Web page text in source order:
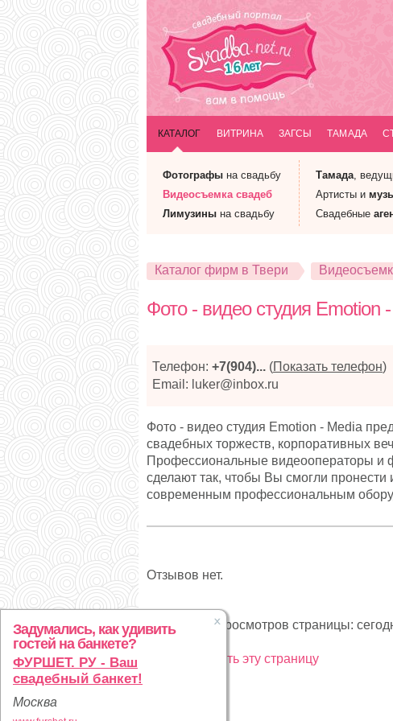
КАТАЛОГ ВИТРИНА ЗАГСЫ ТАМАДА
Фотографы на свадьбу
Видеосъемкасвадеб
Лимузины на свадьбу
Тамада,
Артисты и
Свадебные
Каталог фирм в Твери
Фото - видео студия Emotion
Телефон: +7(904)... (Показать телефон)
Email: luker@inbox.ru
Фото - видео студия Emotion - Media
свадебных торжеств, корпоративных
Профессиональные видеооператоры и
сделают так, чтобы Вы смогли
современным профессиональным
Отзывов нет.
Статистика просмотров страницы:
Рекламировать эту страницу
Задумались, как удивить
гостей на банкете?
ФУРШЕТ. РУ - Ваш
свадебный банкет!
Москва